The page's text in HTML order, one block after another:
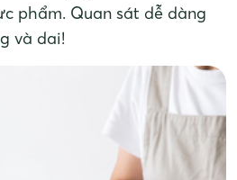
phẩm. Quan sát dễ dàng
và dai!